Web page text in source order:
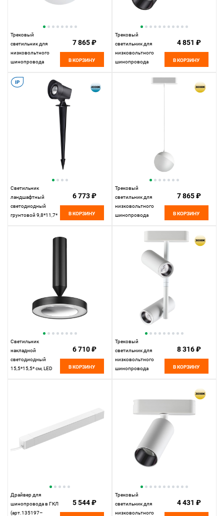
Трековый
светильник для
низковольтного
шинопровода
10W*3000 К,
Novotech Shino Smal,
7 865 ₽
В КОРЗИНУ
Трековый
светильник для
низковольтного
шинопровода
4 851 ₽
В КОРЗИНУ
IP
Светильник
ландшафтный
светодиодный
грунтовой 9,8*11,7*
6 773 ₽
В КОРЗИНУ
Трековый
светильник для
низковольтного
шинопровода
Novotech Shino Smal,
белый, 359261
7 865 ₽
В КОРЗИНУ
Светильник
накладной
светодиодный
15,5*15,5* см, LED
6 710 ₽
В КОРЗИНУ
Трековый
светильник для
низковольтного
шинопровода
8 316 ₽
В КОРЗИНУ
Драйвер для
шинопровода в ГКЛ
(арт.135197–
5 544 ₽
Трековый
светильник для
низковольтного
4 431 ₽